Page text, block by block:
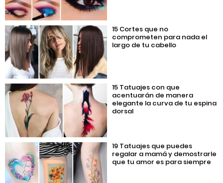
15 Cortes que no
comprometen para nada el
largo de tu cabello
15 Tatuajes con que
acentuarán de manera
elegante la curva de tu espina
dorsal
19 Tatuajes que puedes
regalar a mamá y demostrarle
que tu amor es para siempre